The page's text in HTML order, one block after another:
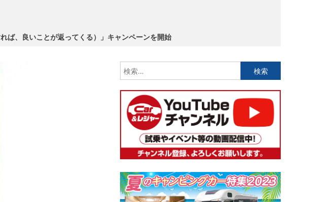
ば、良いことが返ってくる）」キャンペーンを開始
索: